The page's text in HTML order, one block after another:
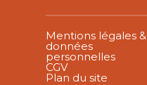
Mentions légales &
données
personnelles
CGV
Plan du site